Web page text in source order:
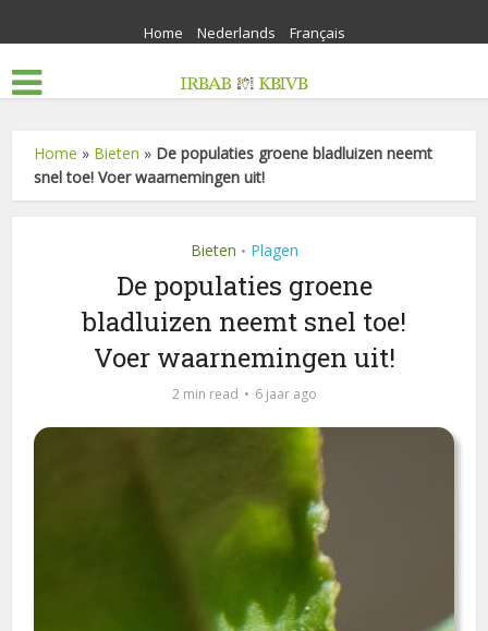
Home Nederlands Français
Home » Bieten » De populaties groene bladluizen neemt
snel toe! Voer waarnemingen uit!
Bieten • Plagen
De populaties groene
bladluizen neemt snel toe!
Voer waarnemingen uit!
2 min read 6 jaar ago